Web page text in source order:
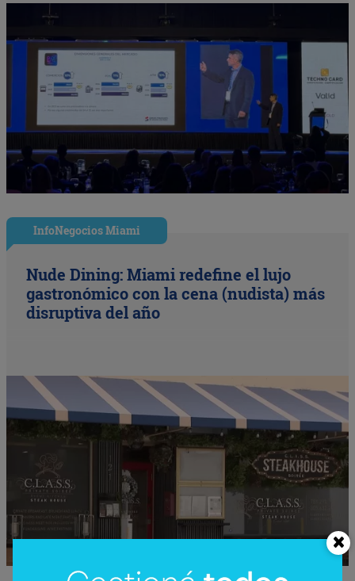
InfoNegocios Miami
Nude Dining: Miami redefine el lujo
gastronómico con la cena (nudista) más
disruptiva del año